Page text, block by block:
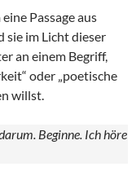
Passage aus
sie im Licht dieser
an einem Begriff,
oder „poetische
willst.
Beginne. Ich höre